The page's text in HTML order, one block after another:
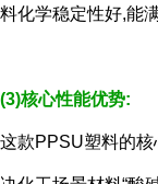
料化学稳定性好,能
(3)核心性能优势:
这款PPSU塑料的核